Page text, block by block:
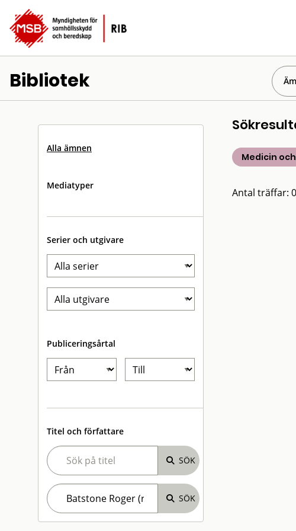
Bibliotek
Alla ämnen
Mediatyper
Serier och utgivare
Publiceringsårtal
Titel och författare
Medicin
Antal träffar: 0